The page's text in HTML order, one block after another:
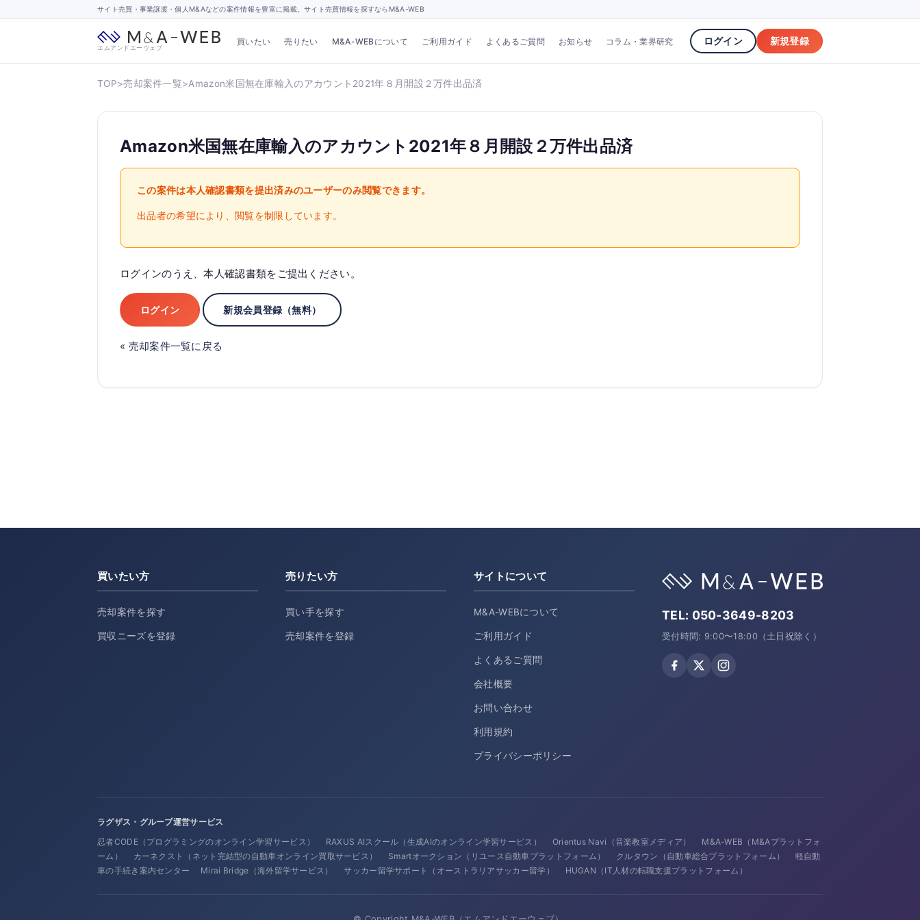
サイト売買・事業譲渡・個人M&Aなどの案件情報を豊富に掲載。サイト売買情報を探すならM&A-WEB
エムアンドエーウェブ
買いたい 売りたい M&A-WEBについて ご利用ガイド よくあるご質問 お知らせ コラム・業界研究 ログイン 新規登録
TOP>売却案件一覧>Amazon米国無在庫輸入のアカウント2021年８月開設２万件出品済
Amazon米国無在庫輸入のアカウント2021年８月開設２万件出品済
この案件は本人確認書類を提出済みのユーザーのみ閲覧できます。
出品者の希望により、閲覧を制限しています。
ログインのうえ、本人確認書類をご提出ください。
ログイン 新規会員登録（無料）
« 売却案件一覧に戻る
買いたい方
売却案件を探す
買収ニーズを登録
売りたい方
買い手を探す
売却案件を登録
サイトについて
M&A-WEBについて
ご利用ガイド
よくあるご質問
会社概要
お問い合わせ
利用規約
プライバシーポリシー
TEL: 050-3649-8203
受付時間: 9:00〜18:00（土日祝除く）
ラグザス・グループ運営サービス
忍者CODE（プログラミングのオンライン学習サービス）
RAXUS AIスクール（生成AIのオンライン学習サービス） Orientus Navi（音楽教室メディア）
M&A-WEB（M&Aプラットフォ
ーム）
カーネクスト（ネット完結型の自動車オンライン買取サービス） Smartオークション（リユース自動車プラットフォーム） クルタウン（自動車総合プラットフォーム）
軽自動
車の手続き案内センター
Mirai Bridge（海外留学サービス） サッカー留学サポート（オーストラリアサッカー留学） HUGAN（IT人材の転職支援プラットフォーム）